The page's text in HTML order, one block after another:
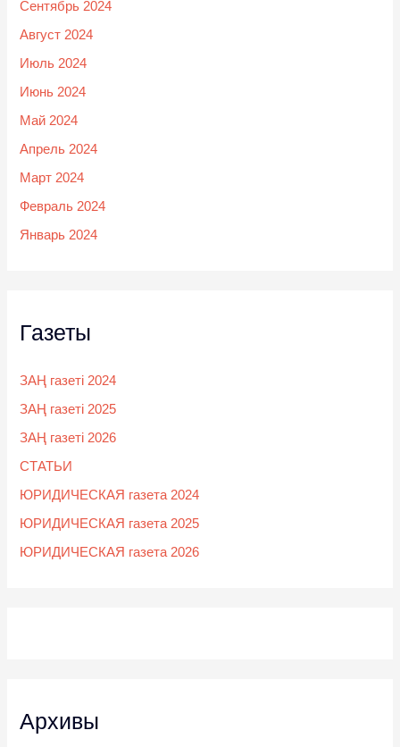
Сентябрь 2024
Август 2024
Июль 2024
Июнь 2024
Май 2024
Апрель 2024
Март 2024
Февраль 2024
Январь 2024
Газеты
ЗАҢ газеті 2024
ЗАҢ газеті 2025
ЗАҢ газеті 2026
СТАТЬИ
ЮРИДИЧЕСКАЯ газета 2024
ЮРИДИЧЕСКАЯ газета 2025
ЮРИДИЧЕСКАЯ газета 2026
Архивы